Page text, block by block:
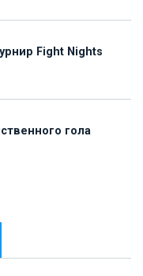
Fight Nights
гола